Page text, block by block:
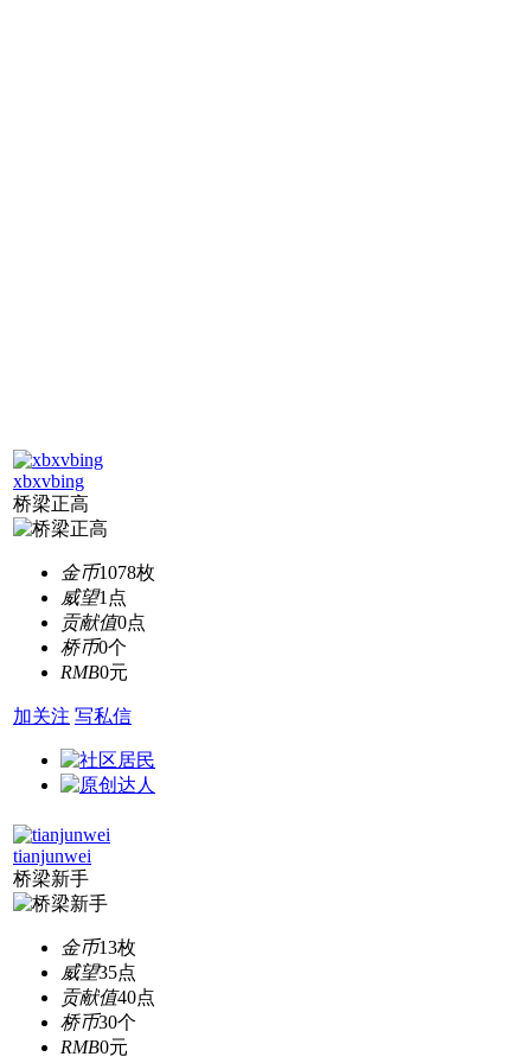
xbxvbing
桥梁正高
金币1078枚
威望1点
贡献值0点
桥币0个
RMB0元
加关注 写私信
tianjunwei
桥梁新手
金币13枚
威望35点
贡献值40点
桥币30个
RMB0元